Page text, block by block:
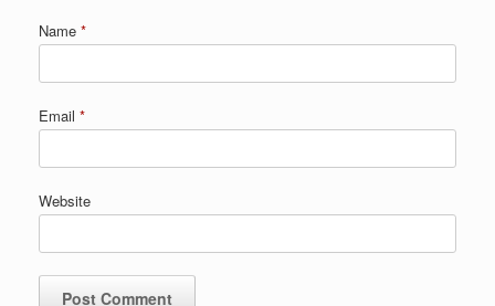
Name *
Email *
Website